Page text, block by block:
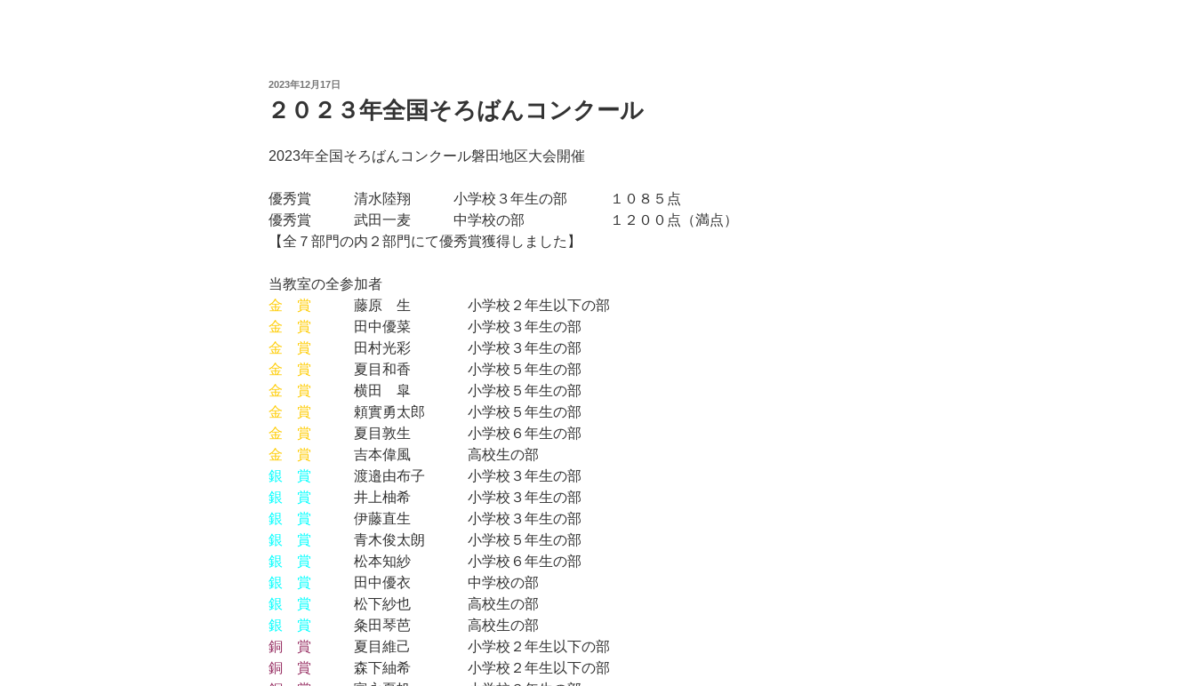
投
日:
2023年12月17日
２０２３年全国そろばんコンクール
2023年全国そろばんコンクール磐田地区大会開催
優秀賞 清水陸翔 小学校３年生の部 １０８５点
優秀賞 武田一麦 中学校の部 １２００点（満点）
【全７部門の内２部門にて優秀賞獲得しました】
当教室の全参加者
金 賞 藤原 生 小学校２年生以下の部
金 賞 田中優菜 小学校３年生の部
金 賞 田村光彩 小学校３年生の部
金 賞 夏目和香 小学校５年生の部
金 賞 横田 皐 小学校５年生の部
金 賞 頼實勇太郎 小学校５年生の部
金 賞 夏目敦生 小学校６年生の部
金 賞 吉本偉風 高校生の部
銀 賞 渡邉由布子 小学校３年生の部
銀 賞 井上柚希 小学校３年生の部
銀 賞 伊藤直生 小学校３年生の部
銀 賞 青木俊太朗 小学校５年生の部
銀 賞 松本知紗 小学校６年生の部
銀 賞 田中優衣 中学校の部
銀 賞 松下紗也 高校生の部
銀 賞 粂田琴芭 高校生の部
銅 賞 夏目維己 小学校２年生以下の部
銅 賞 森下紬希 小学校２年生以下の部